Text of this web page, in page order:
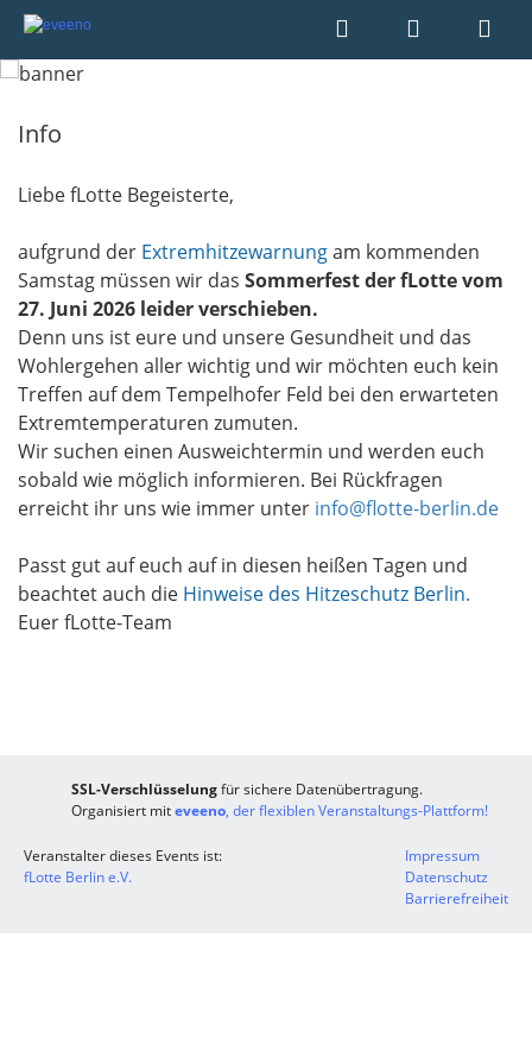
Info
Liebe fLotte Begeisterte,
aufgrund der Extremhitzewarnungam kommenden
Samstag müssen wir das Sommerfest der fLotte vom
27. Juni 2026 leider verschieben.
Denn uns ist eure und unsere Gesundheit und das
Wohlergehen aller wichtig und wir möchten euch kein
Treffen auf dem Tempelhofer Feld bei den erwarteten
Extremtemperaturen zumuten.
Wir suchen einen Ausweichtermin und werden euch
sobald wie möglich informieren. Bei Rückfragen
erreicht ihr uns wie immer unter info@flotte-berlin.de
Passt gut auf euch auf in diesen heißen Tagen und
beachtet auch die Hinweise des Hitzeschutz Berlin.
Euer fLotte-Team
SSL-Verschlüsselungfür sichere Datenübertragung.
Organisiert miteveeno, der flexiblen Veranstaltungs-Plattform!
Veranstalter dieses Events ist:
fLotte Berlin e.V.
Impressum
Datenschutz
Barrierefreiheit